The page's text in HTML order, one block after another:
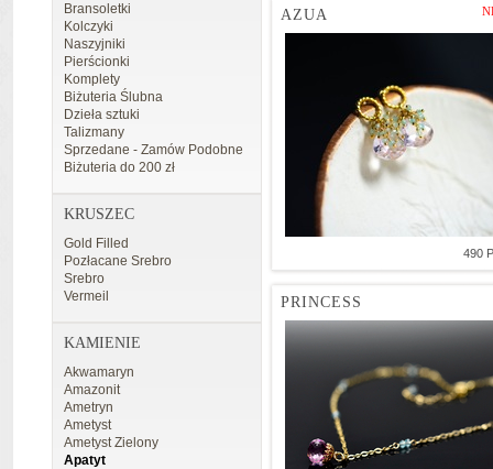
Bransoletki
Kolczyki
Naszyjniki
Pierścionki
Komplety
Biżuteria Ślubna
Dzieła sztuki
Talizmany
Sprzedane - Zamów Podobne
Biżuteria do 200 zł
KRUSZEC
Gold Filled
Pozłacane Srebro
Srebro
Vermeil
KAMIENIE
Akwamaryn
Amazonit
Ametryn
Ametyst
Ametyst Zielony
Apatyt
AZUA
490
PRINCESS